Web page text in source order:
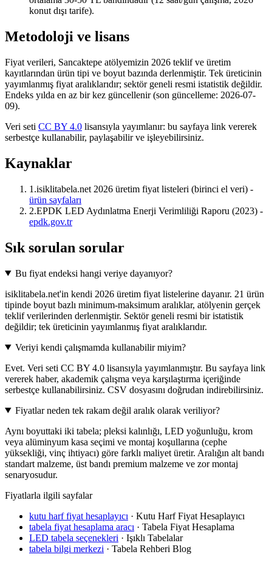
konut dışı tarife).
Metodoloji ve lisans
Fiyat verileri, Sancaktepe atölyemizin 2026 teklif ve üretim
kayıtlarından ürün tipi ve boyut bazında derlenmiştir. Tek üreticinin
yayımlanmış fiyat aralıklarıdır; sektör geneli resmi istatistik değildir.
Endeks yılda en az bir kez güncellenir (son güncelleme: 2026-07-
09).
Veri seti CC BY 4.0 lisansıyla yayımlanır: bu sayfaya link vererek
serbestçe kullanabilir, paylaşabilir ve işleyebilirsiniz.
Kaynaklar
1.isiklitabela.net 2026 üretim fiyat listeleri (birinci el veri) -
ürün sayfaları
2.EPDK LED Aydınlatma Enerji Verimliliği Raporu (2023) -
epdk.gov.tr
Sık sorulan sorular
Bu fiyat endeksi hangi veriye dayanıyor?
isiklitabela.net'in kendi 2026 üretim fiyat listelerine dayanır. 21 ürün
tipinde boyut bazlı minimum-maksimum aralıklar, atölyenin gerçek
teklif verilerinden derlenmiştir. Sektör geneli resmi bir istatistik
değildir; tek üreticinin yayımlanmış fiyat aralıklarıdır.
Veriyi kendi çalışmamda kullanabilir miyim?
Evet. Veri seti CC BY 4.0 lisansıyla yayımlanmıştır. Bu sayfaya link
vererek haber, akademik çalışma veya karşılaştırma içeriğinde
serbestçe kullanabilirsiniz. CSV dosyasını doğrudan indirebilirsiniz.
Fiyatlar neden tek rakam değil aralık olarak veriliyor?
Aynı boyuttaki iki tabela; pleksi kalınlığı, LED yoğunluğu, krom
veya alüminyum kasa seçimi ve montaj koşullarına (cephe
yüksekliği, vinç ihtiyacı) göre farklı maliyet üretir. Aralığın alt bandı
standart malzeme, üst bandı premium malzeme ve zor montaj
senaryosudur.
Fiyatlarla ilgili sayfalar
kutu harf fiyat hesaplayıcı · Kutu Harf Fiyat Hesaplayıcı
tabela fiyat hesaplama aracı · Tabela Fiyat Hesaplama
LED tabela seçenekleri · Işıklı Tabelalar
tabela bilgi merkezi · Tabela Rehberi Blog